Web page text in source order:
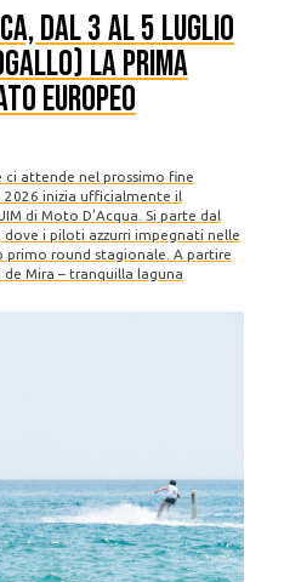
dal 3 al 5 luglio
la prima
Europeo
attende nel prossimo fine
inizia ufficialmente il
di Moto D’Acqua. Si parte dal
i piloti azzurri impegnati nelle
round stagionale. A partire
Mira – tranquilla laguna